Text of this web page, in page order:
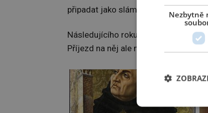
připadat jako sláma a plevy.
Následujícího roku ho papež Řehoř X.
Příjezd na něj ale nemocí
Nezbytně